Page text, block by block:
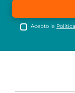
Acepto la